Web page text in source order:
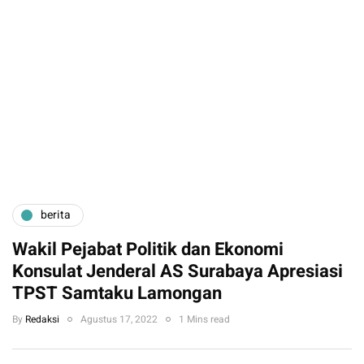
berita
Wakil Pejabat Politik dan Ekonomi
Konsulat Jenderal AS Surabaya Apresiasi
TPST Samtaku Lamongan
By Redaksi Agustus 17, 2022 1 Mins read